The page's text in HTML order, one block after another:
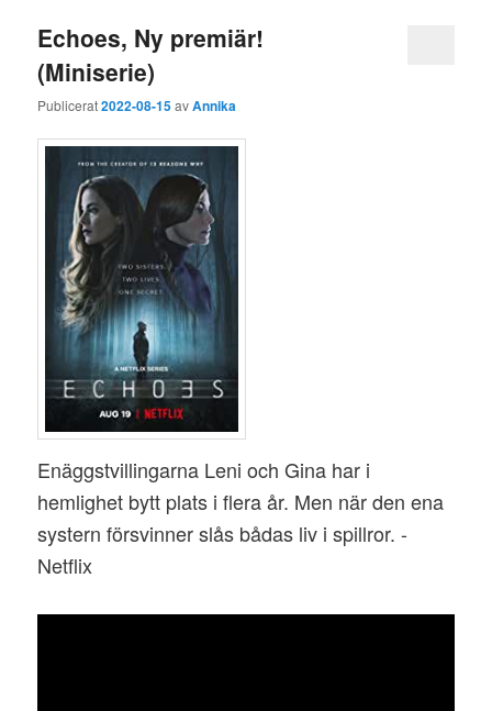
Echoes, Ny premiär!
(Miniserie)
Publicerat2022-08-15avAnnika
Enäggstvillingarna Leni och Gina har i
hemlighet bytt plats i flera år. Men när den ena
systern försvinner slås bådas liv i spillror. -
Netflix